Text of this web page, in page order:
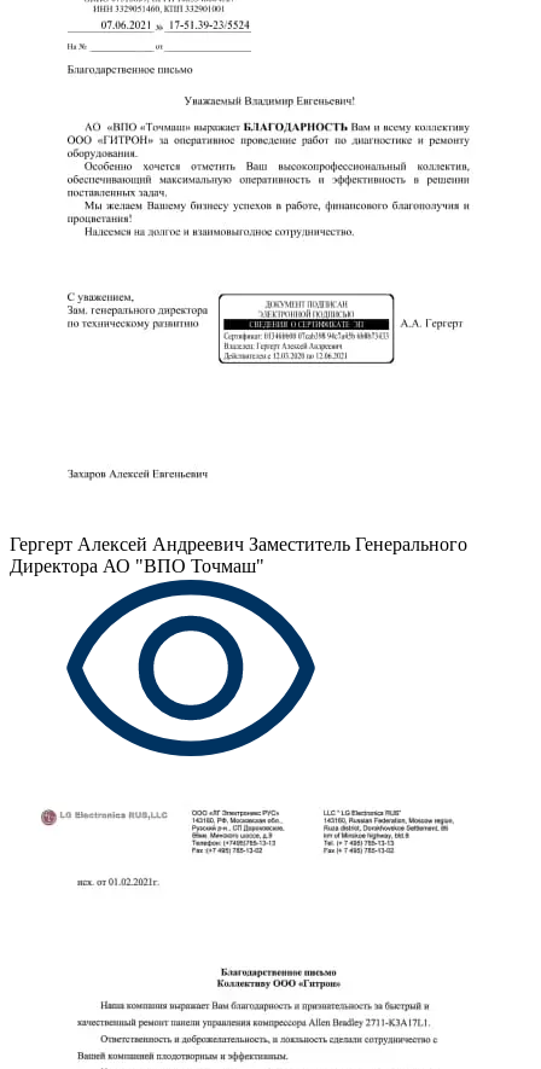
Гергерт Алексей Андреевич Заместитель Генерального
Директора АО "ВПО Точмаш"